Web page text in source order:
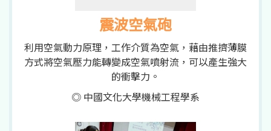
震波空氣砲
利用空氣動力原理，工作介質為空氣，藉由推擠薄膜
方式將空氣壓力能轉變成空氣噴射流，可以產生強大
的衝擊力。
◎ 中國文化大學機械工程學系